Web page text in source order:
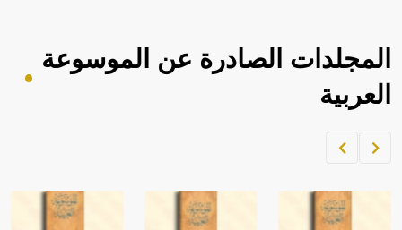
المجلدات الصادرة عن الموسوعة
العربية